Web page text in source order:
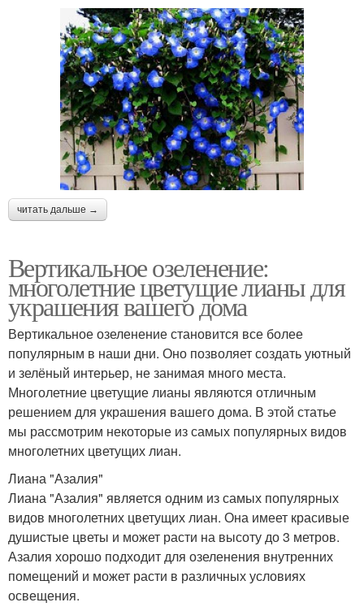
читать дальше →
Вертикальное озеленение:
многолетние цветущие лианы для
украшения вашего дома
Вертикальное озеленение становится все более
популярным в наши дни. Оно позволяет создать уютный
и зелёный интерьер, не занимая много места.
Многолетние цветущие лианы являются отличным
решением для украшения вашего дома. В этой статье
мы рассмотрим некоторые из самых популярных видов
многолетних цветущих лиан.
Лиана "Азалия"
Лиана "Азалия" является одним из самых популярных
видов многолетних цветущих лиан. Она имеет красивые
душистые цветы и может расти на высоту до 3 метров.
Азалия хорошо подходит для озеленения внутренних
помещений и может расти в различных условиях
освещения.